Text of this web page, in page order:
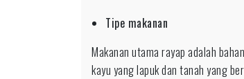
Tipe makanan
Makanan utama rayap adalah
kayu yang lapuk dan tanah yang